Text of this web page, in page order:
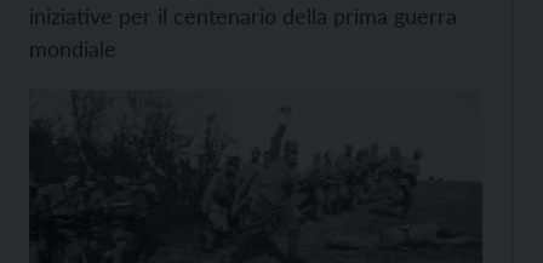
iniziative per il centenario della prima guerra
mondiale